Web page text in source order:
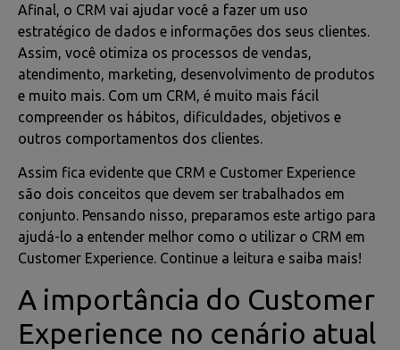
Afinal, o CRM vai ajudar você a fazer um uso
estratégico de dados e informações dos seus clientes.
Assim, você otimiza os processos de vendas,
atendimento, marketing, desenvolvimento de produtos
e muito mais. Com um CRM, é muito mais fácil
compreender os hábitos, dificuldades, objetivos e
outros comportamentos dos clientes.
Assim fica evidente que CRM e Customer Experience
são dois conceitos que devem ser trabalhados em
conjunto. Pensando nisso, preparamos este artigo para
ajudá-lo a entender melhor como o utilizar o CRM em
Customer Experience. Continue a leitura e saiba mais!
A importância do Customer
Experience no cenário atual